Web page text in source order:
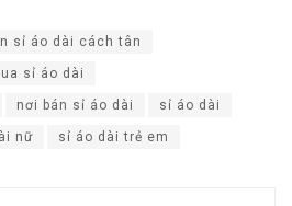
sỉ áo dài cách tân
sỉ áo dài
nơi bán sỉ áo dài sỉ áo dài
nữ sỉ áo dài trẻ em